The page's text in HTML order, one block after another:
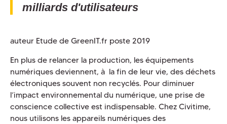
milliards d'utilisateurs
auteur Etude de GreenIT.fr poste 2019
En plus de relancer la production, les équipements
numériques deviennent, à la fin de leur vie, des déchets
électroniques souvent non recyclés. Pour diminuer
l’impact environnemental du numérique, une prise de
conscience collective est indispensable. Chez Civitime,
nous utilisons les appareils numériques des